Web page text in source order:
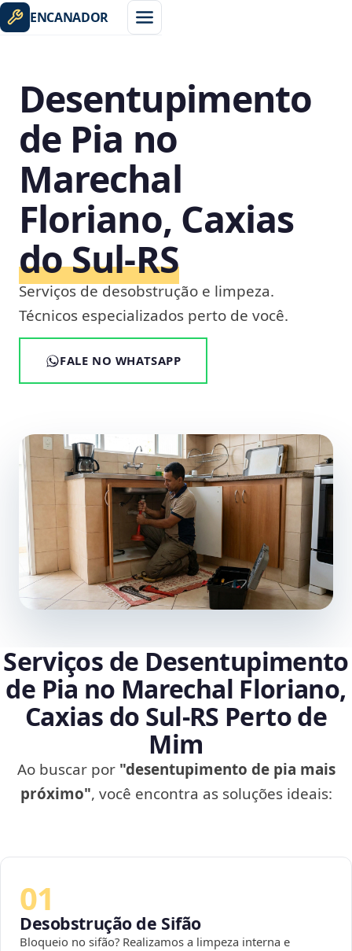
ENCANADOR
Desentupimento
de Pia no
Marechal
Floriano, Caxias
do Sul‑RS
Serviços de desobstrução e limpeza.
Técnicos especializados perto de você.
FALE NO WHATSAPP
Serviços de Desentupimento
de Pia no Marechal Floriano,
Caxias do Sul‑RS Perto de
Mim
Ao buscar por "desentupimento de pia mais
próximo", você encontra as soluções ideais:
01
Desobstrução de Sifão
Bloqueio no sifão? Realizamos a limpeza interna e